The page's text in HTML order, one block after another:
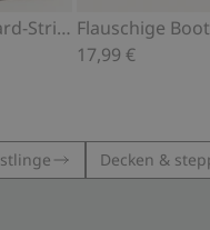
Strickjacke aus Jacquard-Strick Flauschige
17,99 €
Decken &